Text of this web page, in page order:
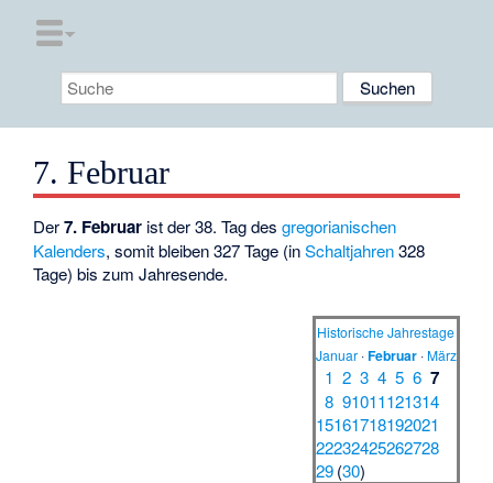
7. Februar
Der7. Februar ist der 38. Tag desgregorianischen
Kalenders, somit bleiben 327 Tage (inSchaltjahren328
Tage) bis zum Jahresende.
Historische Jahrestage
Januar·Februar· März
1 2 3 4 5 6 7
8 91011121314
15161718192021
22232425262728
29 (30)